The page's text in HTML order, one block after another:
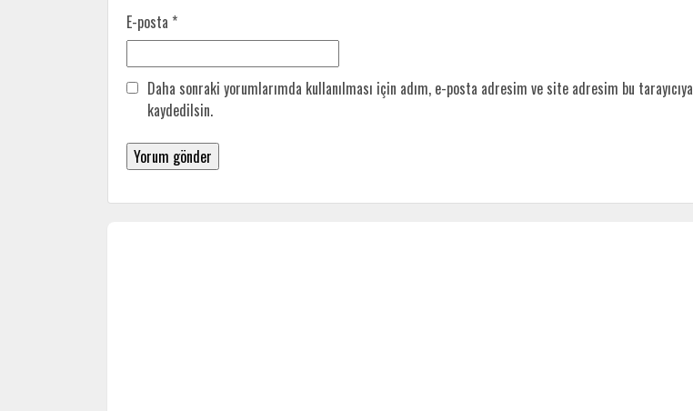
E-posta *
Daha sonraki yorumlarımda kullanılması için adım, e-posta adresim ve site adresim bu tarayıcıya
kaydedilsin.